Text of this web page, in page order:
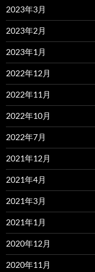
2023年3月
2023年2月
2023年1月
2022年12月
2022年11月
2022年10月
2022年7月
2021年12月
2021年4月
2021年3月
2021年1月
2020年12月
2020年11月